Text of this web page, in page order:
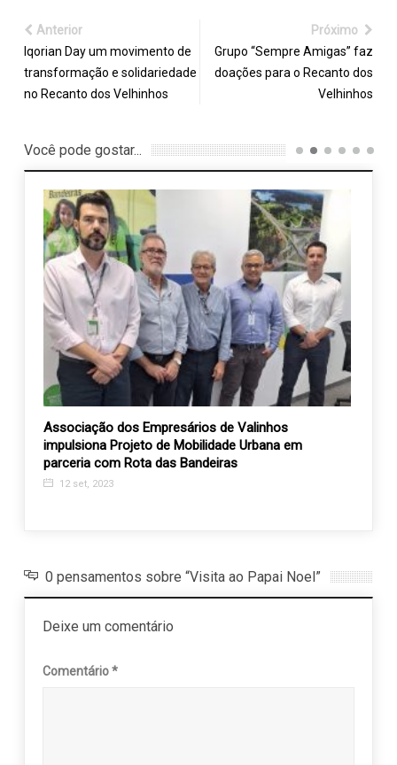
Anterior
Iqorian Day um movimento de
transformação e solidariedade
no Recanto dos Velhinhos
Próximo
Grupo “Sempre Amigas” faz
doações para o Recanto dos
Velhinhos
Você pode gostar...
Associação dos Empresários de Valinhos
impulsiona Projeto de Mobilidade Urbana em
parceria com Rota das Bandeiras
12 set, 2023
0 pensamentos sobre “Visita ao Papai Noel”
Deixe um comentário
Comentário*